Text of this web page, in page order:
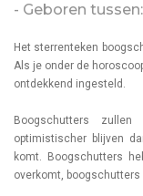
- Geboren
Het sterrenteken
Als je onder de
ontdekkend ingesteld.
Boogschutters
optimistischer blijven
komt. Boogschutters
overkomt,